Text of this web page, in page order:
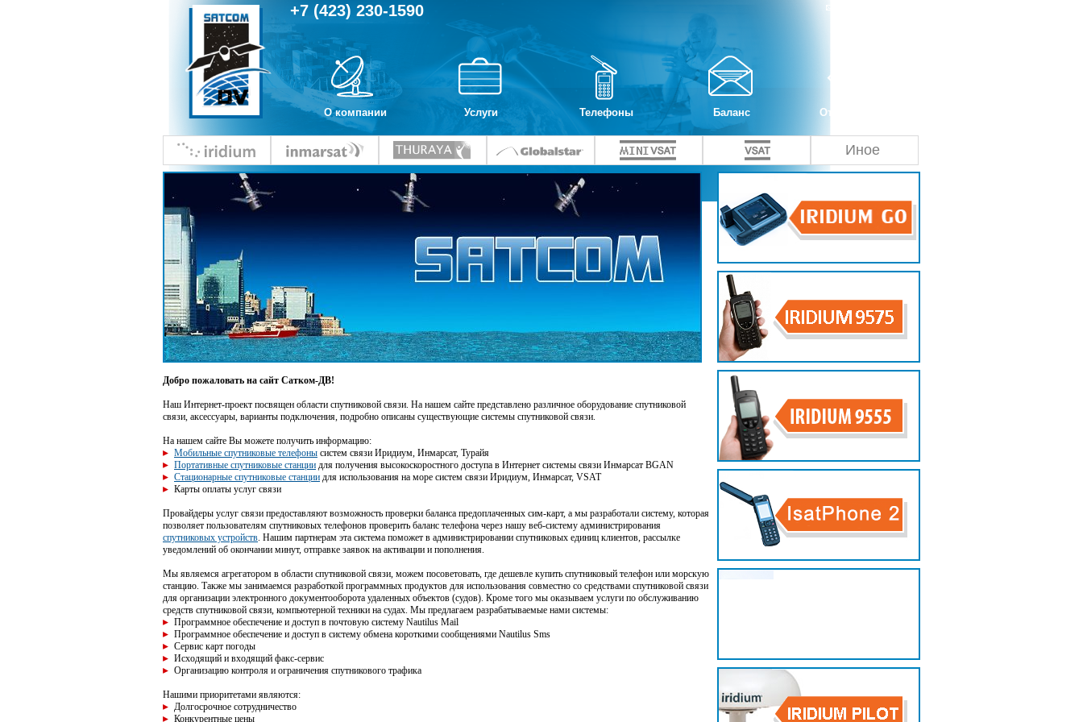
Иное
+7 (423) 230-1590
О компании Услуги Телефоны Баланс Отправка СМС
Добро пожаловать на сайт Сатком-ДВ!
Наш Интернет-проект посвящен области спутниковой связи. На нашем сайте представлено различное оборудование спутниковой
связи, аксессуары, варианты подключения, подробно описаны существующие системы спутниковой связи.
На нашем сайте Вы можете получить информацию:
Мобильные спутниковые телефоны систем связи Иридиум, Инмарсат, Турайя
Портативные спутниковые станции для получения высокоскоростного доступа в Интернет системы связи Инмарсат BGAN
Стационарные спутниковые станции для использования на море систем связи Иридиум, Инмарсат, VSAT
Карты оплаты услуг связи
Провайдеры услуг связи предоставляют возможность проверки баланса предоплаченных сим-карт, а мы разработали систему, которая
позволяет пользователям спутниковых телефонов проверить баланс телефона через нашу веб-систему администрирования
спутниковых устройств. Нашим партнерам эта система поможет в администрировании спутниковых единиц клиентов, рассылке
уведомлений об окончании минут, отправке заявок на активации и пополнения.
Мы являемся агрегатором в области спутниковой связи, можем посоветовать, где дешевле купить спутниковый телефон или морскую
станцию. Также мы занимаемся разработкой программных продуктов для использования совместно со средствами спутниковой связи
для организации электронного документооборота удаленных объектов (судов). Кроме того мы оказываем услуги по обслуживанию
средств спутниковой связи, компьютерной техники на судах. Мы предлагаем разрабатываемые нами системы:
Программное обеспечение и доступ в почтовую систему Nautilus Mail
Программное обеспечение и доступ в систему обмена короткими сообщениями Nautilus Sms
Сервис карт погоды
Исходящий и входящий факс-сервис
Организацию контроля и ограничения спутникового трафика
Нашими приоритетами являются:
Долгосрочное сотрудничество
Конкурентные цены